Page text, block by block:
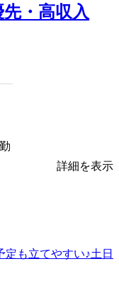
・高収入
詳細を表示